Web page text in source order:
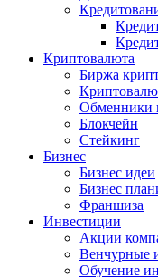
Криптовалюта
Биржа
Обменники
Блокчейн
Стейкинг
Бизнес
Бизнес идеи
Бизнес
Франшиза
Инвестиции
Акции
Венчурные
Обучение